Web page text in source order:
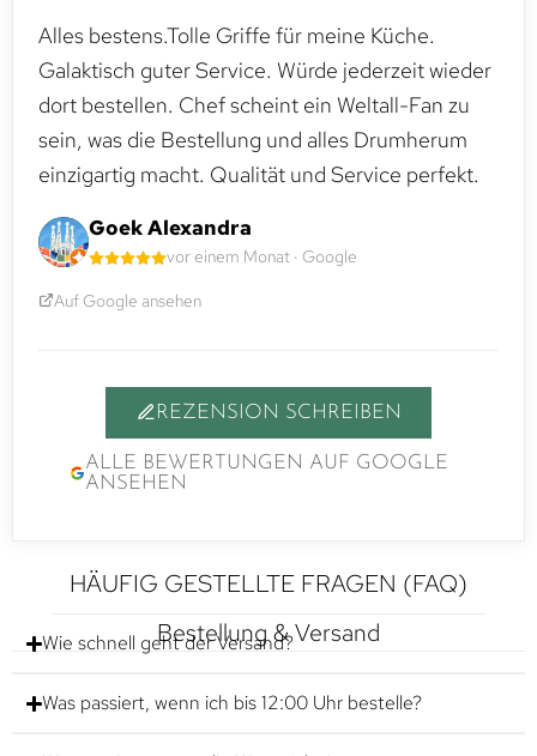
Alles bestens.Tolle Griffe für meine Küche.
Galaktisch guter Service. Würde jederzeit wieder
dort bestellen. Chef scheint ein Weltall-Fan zu
sein, was die Bestellung und alles Drumherum
einzigartig macht. Qualität und Service perfekt.
Goek Alexandra
vor einem Monat · Google
Auf Google ansehen
REZENSION SCHREIBEN
ALLE BEWERTUNGEN AUF GOOGLE
ANSEHEN
HÄUFIG GESTELLTE FRAGEN (FAQ)
Bestellung & Versand
Wie schnell geht der Versand?
Was passiert, wenn ich bis 12:00 Uhr bestelle?